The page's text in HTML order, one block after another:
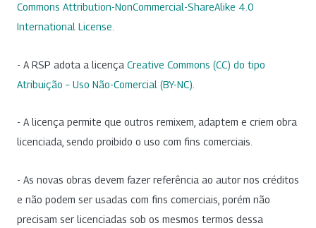
Commons Attribution-NonCommercial-ShareAlike 4.0
International License
- A RSP adota a licença Creative Commons (CC) do tipo
Atribuição – Uso Não-Comercial (BY-NC)
- A licença permite que outros remixem, adaptem e criem obra
licenciada, sendo proibido o uso com fins comerciais.
- As novas obras devem fazer referência ao autor nos créditos
e não podem ser usadas com fins comerciais, porém não
precisam ser licenciadas sob os mesmos termos dessa